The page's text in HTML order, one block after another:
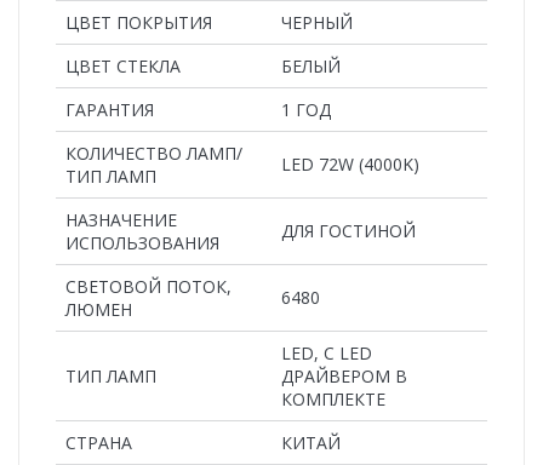
ЦВЕТ ПОКРЫТИЯ
ЧЕРНЫЙ
ЦВЕТ СТЕКЛА
БЕЛЫЙ
ГАРАНТИЯ
1 ГОД
КОЛИЧЕСТВО ЛАМП/
ТИП ЛАМП
LED 72W (4000K)
НАЗНАЧЕНИЕ
ИСПОЛЬЗОВАНИЯ
ДЛЯ ГОСТИНОЙ
СВЕТОВОЙ ПОТОК,
ЛЮМЕН
6480
ТИП ЛАМП
LED, С LED
ДРАЙВЕРОМ В
КОМПЛЕКТЕ
СТРАНА
КИТАЙ